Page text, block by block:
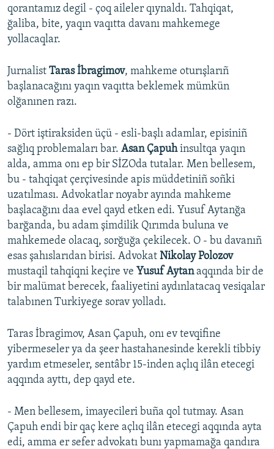
qorantamız degil - çoq aileler qıynaldı. Tahqiqat,
ğaliba, bite, yaqın vaqıtta davanı mahkemege
yollacaqlar.​
Jurnalist Taras İbragimov, mahkeme oturışlarıñ
başlanacağını yaqın vaqıtta beklemek mümkün
olğanınen razı.
- Dört iştiraksiden üçü - esli-başlı adamlar, episiniñ
sağlıq problemaları bar. Asan Çapuhinsultqa yaqın
alda, amma onı ep bir SİZOda tutalar. Men bellesem,
bu - tahqiqat çerçivesinde apis müddetiniñ soñki
uzatılması. Advokatlar noyabr ayında mahkeme
başlacağını daa evel qayd etken edi. Yusuf Aytanğa
barğanda, bu adam şimdilik Qırımda buluna ve
mahkemede olacaq, sorğuğa çekilecek. O - bu davanıñ
esas şahıslarıdan birisi. Advokat Nikolay Polozov
mustaqil tahqiqni keçire ve Yusuf Aytanaqqında bir de
bir malümat berecek, faaliyetini aydınlatacaq vesiqalar
talabınen Turkiyege sorav yolladı.
Taras İbragimov, Asan Çapuh, onı ev tevqifine
yibermeseler ya da şeer hastahanesinde kerekli tibbiy
yardım etmeseler, sentâbr 15-inden açlıq ilân etecegi
aqqında ayttı, dep qayd ete.
- Men bellesem, imayecileri buña qol tutmay. Asan
Çapuh endi bir qaç kere açlıq ilân etecegi aqqında ayta
edi, amma er sefer advokatı bunı yapmamağa qandıra